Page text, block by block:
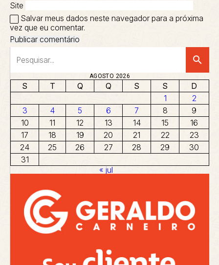
Site
Salvar meus dados neste navegador para a próxima
vez que eu comentar.
search
AGOSTO 2026
S T Q Q S S
D
1
2
3
4 5 6 7 8
9
10
11 12 13 14 15
16
17
18 19 20 21 22
23
24
25 26 27 28 29
30
31
« jul